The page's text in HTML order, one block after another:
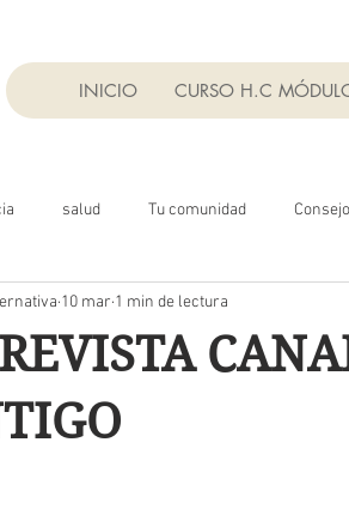
INICIO CURSO H.C
salud Tu comunidad
10 mar 1 min de lectura